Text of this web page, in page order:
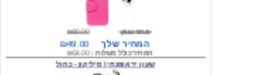
₪80.00
₪49.00 המחיר שלך
₪54.00 המחיר כולל משלוח :
שעון יד אופנתי \ סיליקון - כחול
₪54.00
המחיר שלך